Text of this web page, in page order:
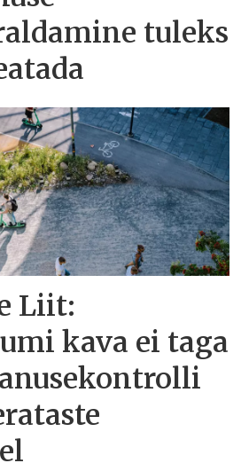
tuleks
Liit:
kava ei taga